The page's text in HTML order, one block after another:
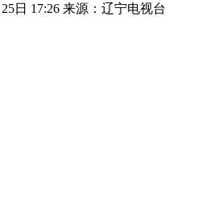
日 17:26 来源：辽宁电视台